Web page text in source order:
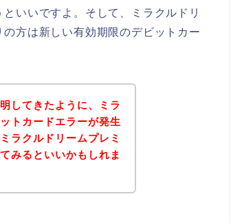
いいですよ。そして、ミラクルドリ
方は新しい有効期限のデビットカー
してきたように、ミラ
トカードエラーが発生
ラクルドリームプレミ
みるといいかもしれま